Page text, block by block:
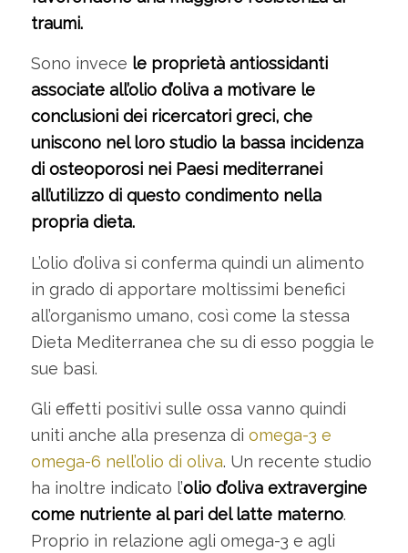
traumi.
Sono invece le proprietà antiossidanti
associate all’olio d’oliva a motivare le
conclusioni dei ricercatori greci, che
uniscono nel loro studio la bassa incidenza
di osteoporosi nei Paesi mediterranei
all’utilizzo di questo condimento nella
propria dieta.
L’olio d’oliva si conferma quindi un alimento
in grado di apportare moltissimi benefici
all’organismo umano, così come la stessa
Dieta Mediterranea che su di esso poggia le
sue basi.
Gli effetti positivi sulle ossa vanno quindi
uniti anche alla presenza di omega-3 e
omega-6 nell’olio di oliva. Un recente studio
ha inoltre indicato l’olio d’oliva extravergine
come nutriente al pari del latte materno.
Proprio in relazione agli omega-3 e agli